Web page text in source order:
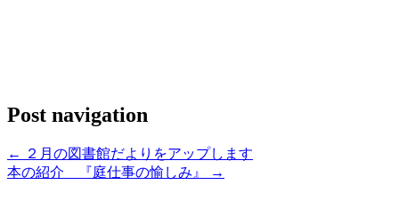
Post navigation
←
２月の図書館だよりをアップします
本の紹介 『庭仕事の愉しみ』
→